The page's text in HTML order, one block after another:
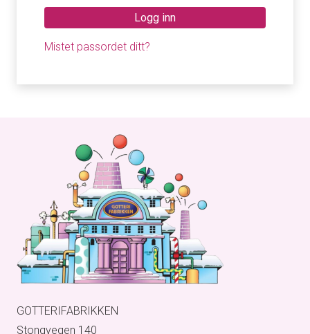
Logg inn
Mistet passordet ditt?
GOTTERIFABRIKKEN
Stongvegen 140